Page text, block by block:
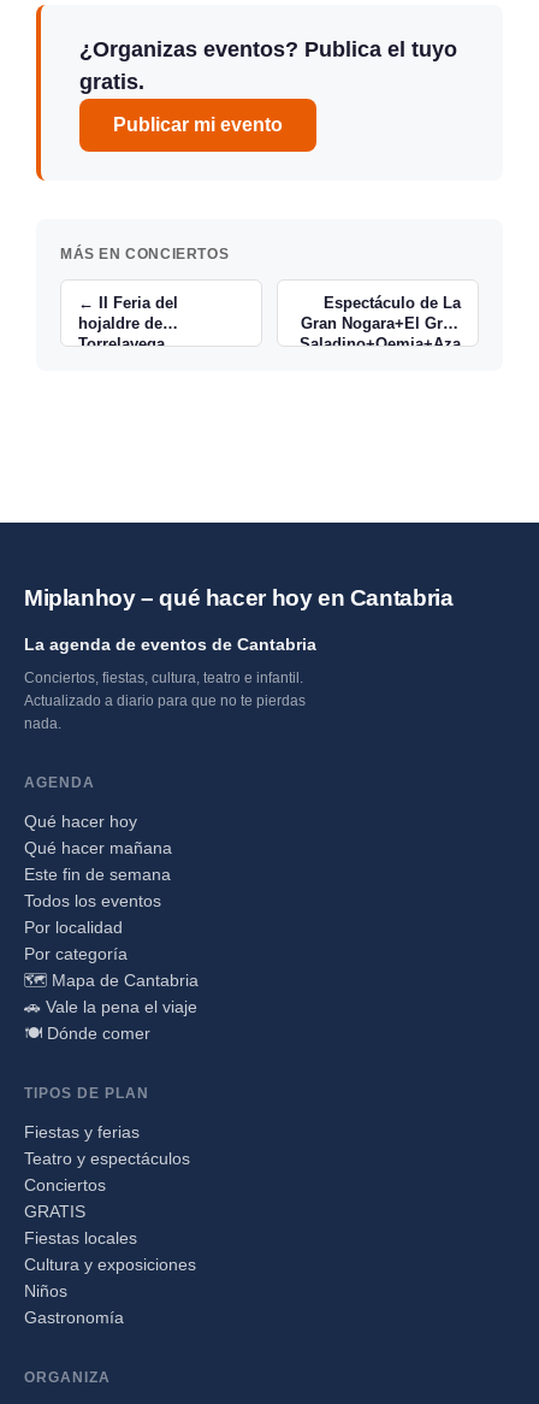
¿Organizas eventos? Publica el tuyo
gratis.
Publicar mi evento
MÁS EN CONCIERTOS
← II Feria del
hojaldre de
Torrelavega
Espectáculo de La
Gran Nogara+El Gran
Saladino+Qemia+Aza
Miplanhoy – qué hacer hoy en Cantabria
La agenda de eventos de Cantabria
Conciertos, fiestas, cultura, teatro e infantil.
Actualizado a diario para que no te pierdas
nada.
AGENDA
Qué hacer hoy
Qué hacer mañana
Este fin de semana
Todos los eventos
Por localidad
Por categoría
🗺️ Mapa de Cantabria
🚗 Vale la pena el viaje
🍽️ Dónde comer
TIPOS DE PLAN
Fiestas y ferias
Teatro y espectáculos
Conciertos
GRATIS
Fiestas locales
Cultura y exposiciones
Niños
Gastronomía
ORGANIZA